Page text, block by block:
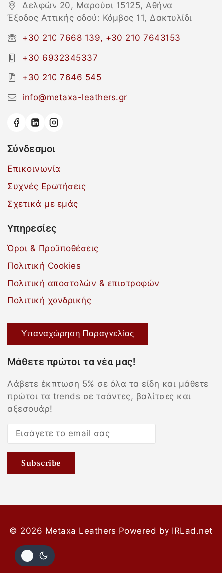
Δελφών 20, Μαρούσι 15125, Αθήνα
Έξοδος Αττικής οδού: Κόμβος 11, Δακτυλίδι
+30 210 7668 139, +30 210 7643153
+30 6932345337
+30 210 7646 545
info@metaxa-leathers.gr
Σύνδεσμοι
Επικοινωνία
Συχνές Ερωτήσεις
Σχετικά με εμάς
Υπηρεσίες
Όροι & Προϋποθέσεις
Πολιτική Cookies
Πολιτική αποστολών & επιστροφών
Πολιτική χονδρικής
Υπαναχώρηση Παραγγελίας
Μάθετε πρώτοι τα νέα μας!
Λάβετε έκπτωση 5% σε όλα τα είδη και μάθετε
πρώτοι τα trends σε τσάντες, βαλίτσες και
αξεσουάρ!
© 2026 Metaxa Leathers Powered by IRLad.net